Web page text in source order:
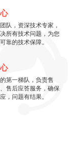
队，资深技术专家，
所有技术问题，为您
靠的技术保障。
第一梯队，负责售
售后应答服务，确保
，问题有结果。